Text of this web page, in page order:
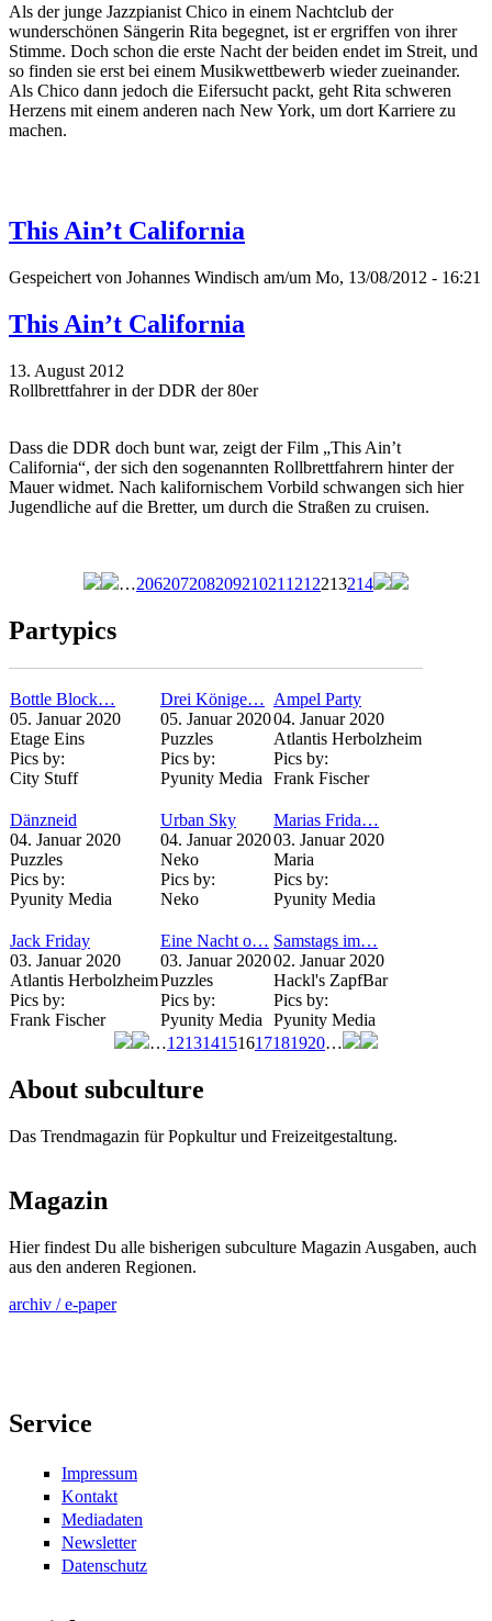
Als der junge Jazzpianist Chico in einem Nachtclub der
wunderschönen Sängerin Rita begegnet, ist er ergriffen von ihrer
Stimme. Doch schon die erste Nacht der beiden endet im Streit, und
so finden sie erst bei einem Musikwettbewerb wieder zueinander.
Als Chico dann jedoch die Eifersucht packt, geht Rita schweren
Herzens mit einem anderen nach New York, um dort Karriere zu
machen.
This Ain’t California
Gespeichert von Johannes Windisch am/um Mo, 13/08/2012 - 16:21
This Ain’t California
13. August 2012
Rollbrettfahrer in der DDR der 80er
Dass die DDR doch bunt war, zeigt der Film „This Ain’t
California“, der sich den sogenannten Rollbrettfahrern hinter der
Mauer widmet. Nach kalifornischem Vorbild schwangen sich hier
Jugendliche auf die Bretter, um durch die Straßen zu cruisen.
…206207208209210211 212213214
Partypics
Bottle Block…
05. Januar 2020
Etage Eins
Pics by:
City Stuff
Drei Könige…
05. Januar 2020
Puzzles
Pics by:
Pyunity Media
Ampel Party
04. Januar 2020
Atlantis Herbolzheim
Pics by:
Frank Fischer
Dänzneid
04. Januar 2020
Puzzles
Pics by:
Pyunity Media
Urban Sky
04. Januar 2020
Neko
Pics by:
Neko
Marias Frida…
03. Januar 2020
Maria
Pics by:
Pyunity Media
Jack Friday
03. Januar 2020
Atlantis Herbolzheim
Pics by:
Frank Fischer
Eine Nacht o…
03. Januar 2020
Puzzles
Pics by:
Pyunity Media
Samstags im…
02. Januar 2020
Hackl's ZapfBar
Pics by:
Pyunity Media
…121314151617181920…
About subculture
Das Trendmagazin für Popkultur und Freizeitgestaltung.
Magazin
Hier findest Du alle bisherigen subculture Magazin Ausgaben, auch
aus den anderen Regionen.
archiv / e-paper
Service
Impressum
Kontakt
Mediadaten
Newsletter
Datenschutz